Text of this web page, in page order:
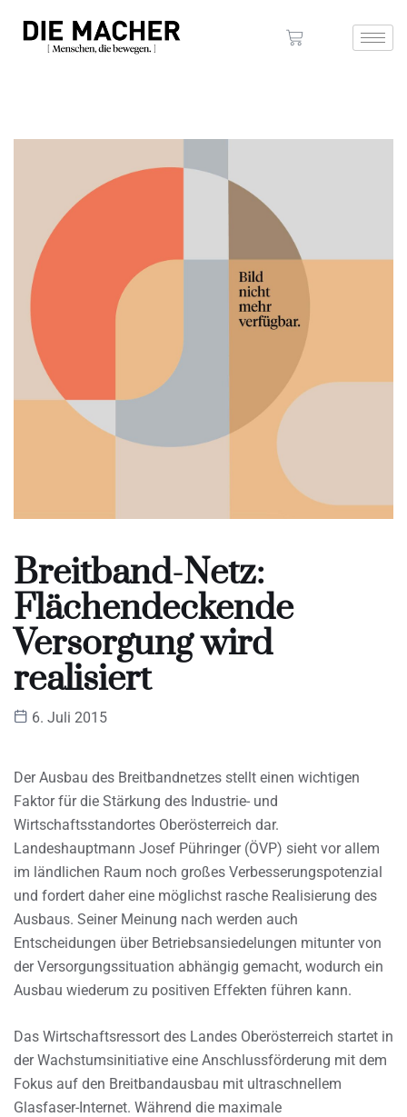
Breitband-Netz:
Flächendeckende
Versorgung wird
realisiert
6. Juli 2015
Der Ausbau des Breitbandnetzes stellt einen wichtigen
Faktor für die Stärkung des Industrie- und
Wirtschaftsstandortes Oberösterreich dar.
Landeshauptmann Josef Pühringer (ÖVP) sieht vor allem
im ländlichen Raum noch großes Verbesserungspotenzial
und fordert daher eine möglichst rasche Realisierung des
Ausbaus. Seiner Meinung nach werden auch
Entscheidungen über Betriebsansiedelungen mitunter von
der Versorgungssituation abhängig gemacht, wodurch ein
Ausbau wiederum zu positiven Effekten führen kann.
Das Wirtschaftsressort des Landes Oberösterreich startet in
der Wachstumsinitiative eine Anschlussförderung mit dem
Fokus auf den Breitbandausbau mit ultraschnellem
Glasfaser-Internet. Während die maximale